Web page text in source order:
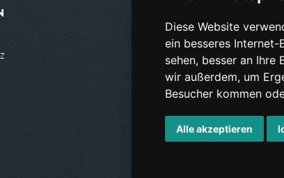
Diese Website
ein besseres Internet-
sehen, besser an Ihre
wir außerdem, um
Besucher kommen
Alle akzeptieren
PARTNER
Partnerliste
Partner werden